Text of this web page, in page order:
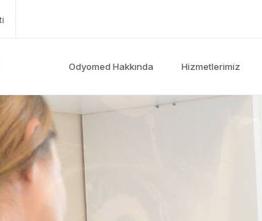
Odyomed Hakkında Hizmetlerimiz